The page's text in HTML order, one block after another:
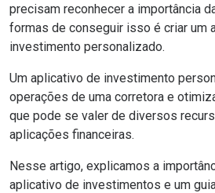
precisam reconhecer a importância
formas de conseguir isso é criar um
investimento personalizado.
Um aplicativo de investimento
operações de uma corretora e
que pode se valer de diversos
aplicações financeiras.
Nesse artigo, explicamos a
aplicativo de investimentos e um